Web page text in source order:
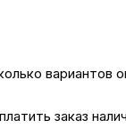
вариантов
заказ